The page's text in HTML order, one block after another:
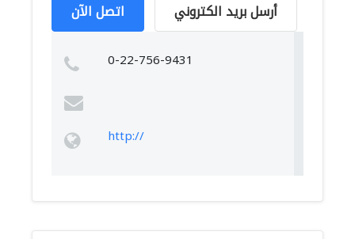
اتصل الآن أرسل بريد الكتروني
0-22-756-9431
http://